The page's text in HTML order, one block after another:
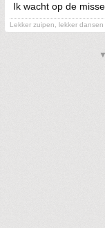
Ik wacht op de
Lekker zuipen, lekker